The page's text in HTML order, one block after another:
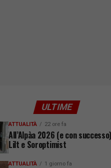
ULTIME
ATTUALITÀ 22 ore fa
All’Alpàa 2026 (e con
Lilt e Soroptimist
ATTUALITÀ 1 giorno fa